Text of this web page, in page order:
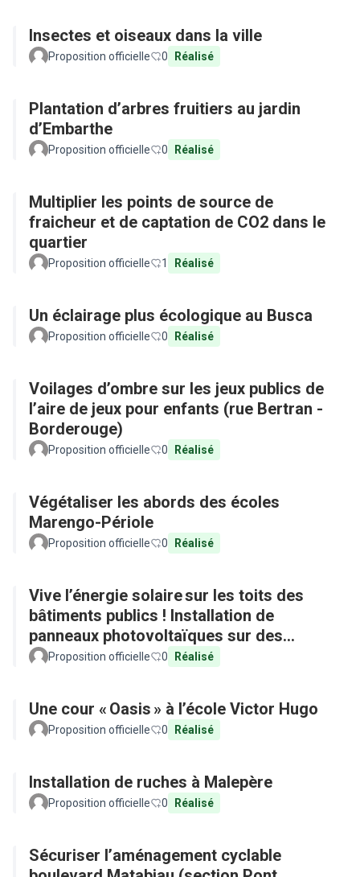
Insectes et oiseaux dans la ville
Proposition officielle 0 Réalisé
Plantation d’arbres fruitiers au jardin
d’Embarthe
Proposition officielle 0 Réalisé
Multiplier les points de source de
fraicheur et de captation de CO2 dans le
quartier
Proposition officielle 1 Réalisé
Un éclairage plus écologique au Busca
Proposition officielle 0 Réalisé
Voilages d’ombre sur les jeux publics de
l’aire de jeux pour enfants (rue Bertran -
Borderouge)
Proposition officielle 0 Réalisé
Végétaliser les abords des écoles
Marengo-Périole
Proposition officielle 0 Réalisé
Vive l’énergie solaire sur les toits des
bâtiments publics ! Installation de
panneaux photovoltaïques sur des
équipements publics
Proposition officielle 0 Réalisé
Une cour « Oasis » à l’école Victor Hugo
Proposition officielle 0 Réalisé
Installation de ruches à Malepère
Proposition officielle 0 Réalisé
Sécuriser l’aménagement cyclable